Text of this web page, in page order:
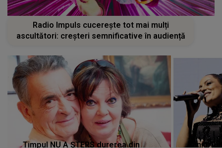
Radio Impuls cucerește tot mai mulți
ascultători: creșteri semnificative în audiență
Timpul NU A ȘTERS durerea din
Tania